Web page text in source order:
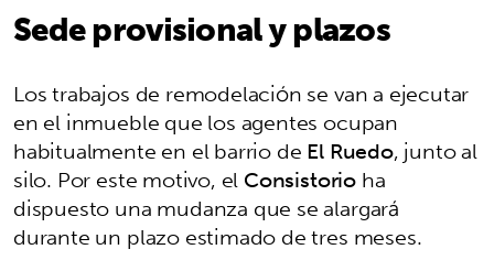
Sede provisional y plazos
Los trabajos de remodelación se van a ejecutar
en el inmueble que los agentes ocupan
habitualmente en el barrio deEl Ruedo, junto al
silo. Por este motivo, elConsistorioha
dispuesto una mudanza que se alargará
durante un plazo estimado de tres meses.